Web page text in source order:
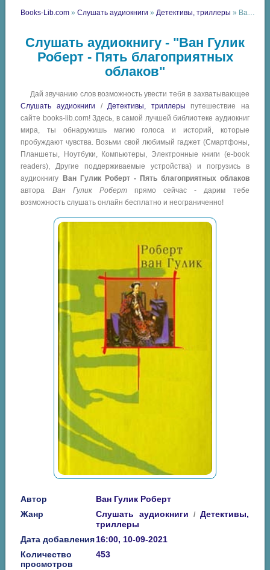
Books-Lib.com »Слушать аудиокниги »Детективы, триллеры » Ван Гулик Роберт - Пять благоприятных облаков
Слушать аудиокнигу - "Ван Гулик
Роберт - Пять благоприятных
облаков"
Дай звучанию слов возможность увести тебя в захватывающее
Слушать аудиокниги /Детективы, триллеры путешествие на
сайте books-lib.com! Здесь, в самой лучшей библиотеке аудиокниг
мира, ты обнаружишь магию голоса и историй, которые
пробуждают чувства. Возьми свой любимый гаджет (Смартфоны,
Планшеты, Ноутбуки, Компьютеры, Электронные книги (e-book
readers), Другие поддерживаемые устройства) и погрузись в
аудиокнигу
Ван Гулик Роберт - Пять благоприятных облаков
автора Ван Гулик Робертпрямо сейчас - дарим тебе
возможность слушать онлайн бесплатно и неограниченно!
Автор
Ван Гулик Роберт
Жанр
Слушать аудиокниги /Детективы,
триллеры
Дата добавления16:00, 10-09-2021
Количество
просмотров
453